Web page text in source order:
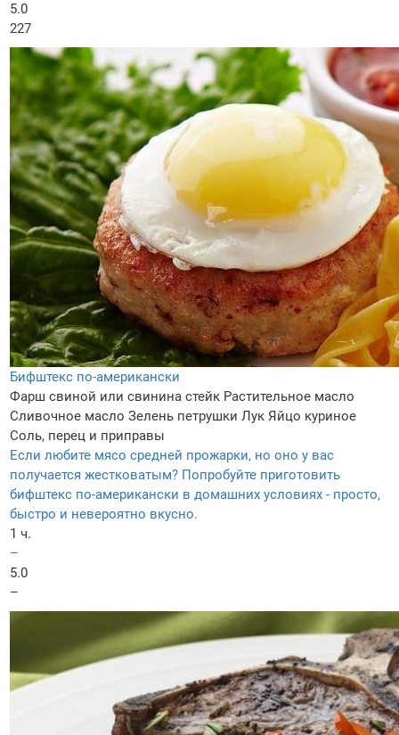
5.0
227
Бифштекс по-американски
Фарш свиной или свинина стейк Растительное масло
Сливочное масло Зелень петрушки Лук Яйцо куриное
Соль, перец и приправы
Если любите мясо средней прожарки, но оно у вас
получается жестковатым? Попробуйте приготовить
бифштекс по-американски в домашних условиях - просто,
быстро и невероятно вкусно.
1 ч.
–
5.0
–